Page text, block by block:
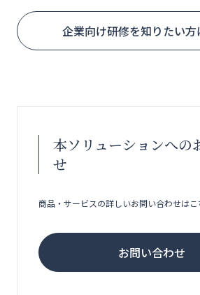
企業向け研修を知りたい方
本ソリューションへの
せ
商品・サービスの詳しいお問い合わせはこ
お問い合わせ